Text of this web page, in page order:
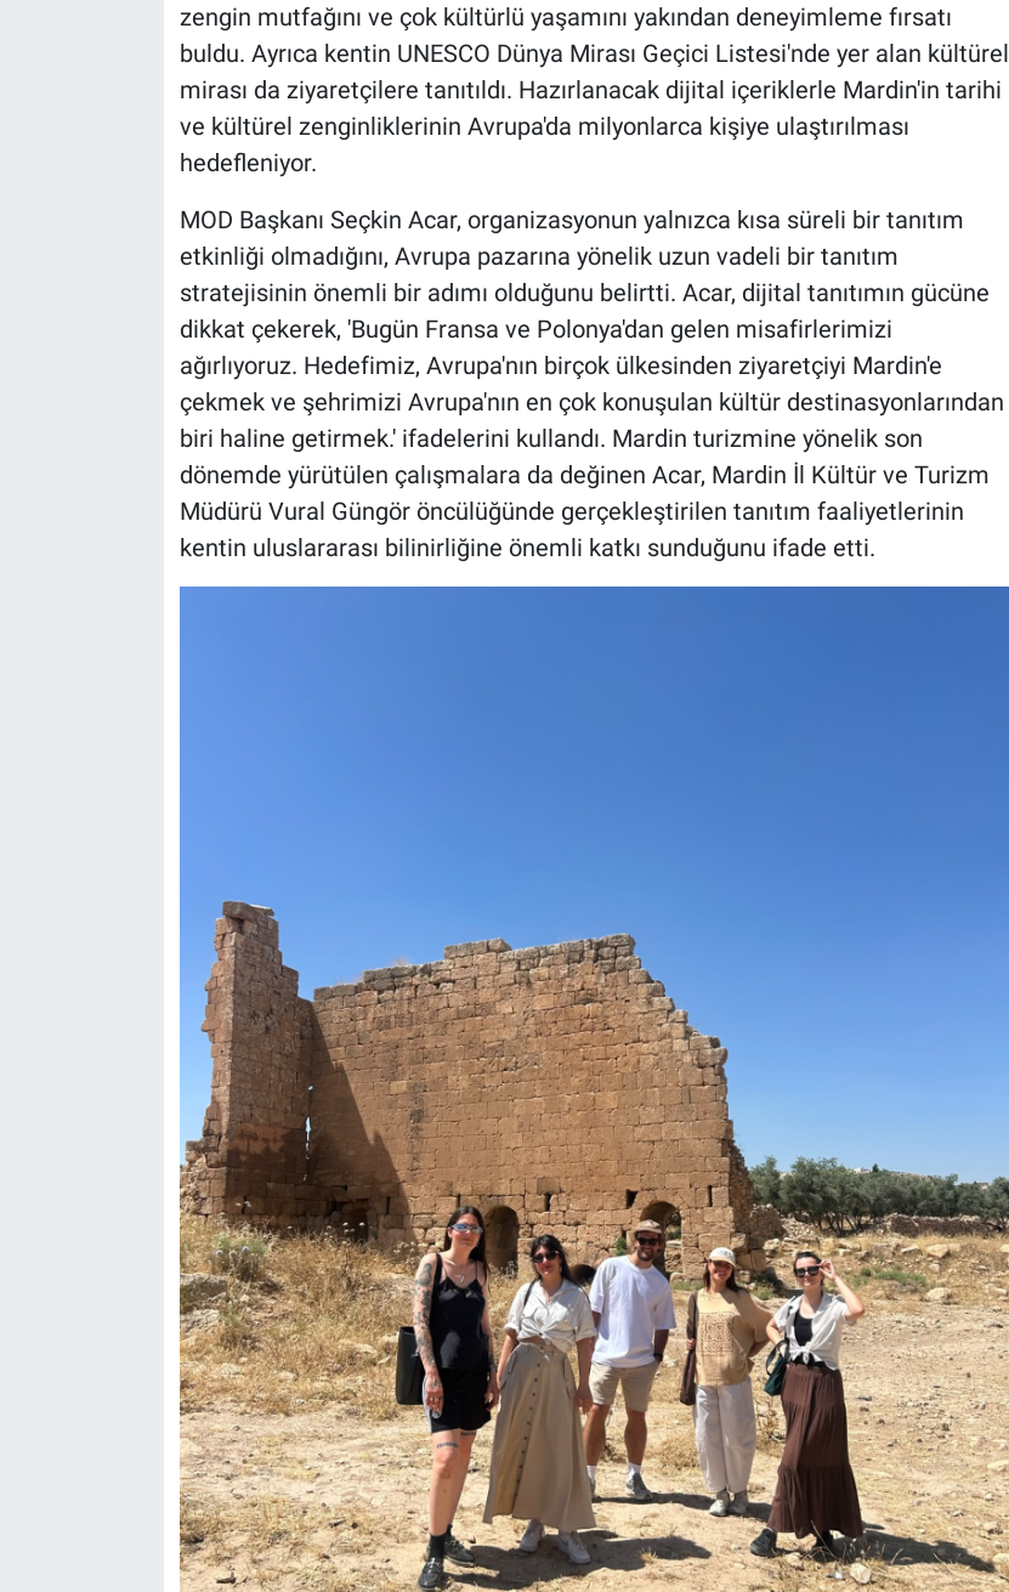
zengin mutfağını ve çok kültürlü yaşamını yakından deneyimleme fırsatı
buldu. Ayrıca kentin UNESCO Dünya Mirası Geçici Listesi'nde yer alan kültürel
mirası da ziyaretçilere tanıtıldı. Hazırlanacak dijital içeriklerle Mardin'in tarihi
ve kültürel zenginliklerinin Avrupa'da milyonlarca kişiye ulaştırılması
hedefleniyor.
MOD Başkanı Seçkin Acar, organizasyonun yalnızca kısa süreli bir tanıtım
etkinliği olmadığını, Avrupa pazarına yönelik uzun vadeli bir tanıtım
stratejisinin önemli bir adımı olduğunu belirtti. Acar, dijital tanıtımın gücüne
dikkat çekerek, 'Bugün Fransa ve Polonya'dan gelen misafirlerimizi
ağırlıyoruz. Hedefimiz, Avrupa'nın birçok ülkesinden ziyaretçiyi Mardin'e
çekmek ve şehrimizi Avrupa'nın en çok konuşulan kültür destinasyonlarından
biri haline getirmek.' ifadelerini kullandı. Mardin turizmine yönelik son
dönemde yürütülen çalışmalara da değinen Acar, Mardin İl Kültür ve Turizm
Müdürü Vural Güngör öncülüğünde gerçekleştirilen tanıtım faaliyetlerinin
kentin uluslararası bilinirliğine önemli katkı sunduğunu ifade etti.